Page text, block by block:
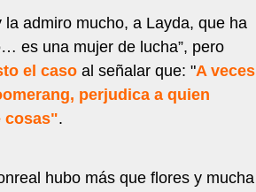
la admiro mucho, a Layda, que ha
es una mujer de lucha”, pero
el caso al señalar que: "A veces
perjudica a quien
cosas".
hubo más que flores y mucha